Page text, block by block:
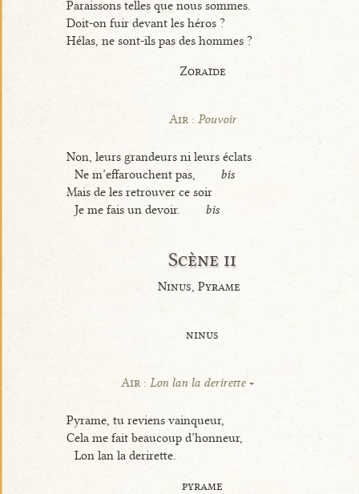
Paraissons telles que nous sommes.
Doit-on fuir devant les héros ?
Hélas, ne sont-ils pas des hommes ?
Zoraïde
Air : Pouvoir
Non, leurs grandeurs ni leurs éclats
Ne m’effarouchent pas,
bis
Mais de les retrouver ce soir
Je me fais un devoir.
bis
Scène ii
Ninus, Pyrame
ninus
Air : Lon lan la derirette
Pyrame, tu reviens vainqueur,
Cela me fait beaucoup d’honneur,
Lon lan la derirette.
pyrame